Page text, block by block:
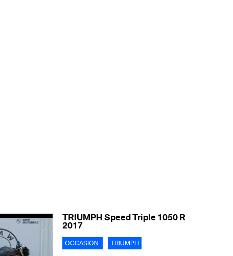
TRIUMPH Speed Triple 1050 R
2017
OCCASION TRIUMPH